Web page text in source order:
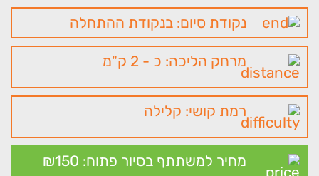
נקודת סיום: בנקודת ההתחלה
מרחק הליכה: כ - 2 ק"מ
רמת קושי: קלילה
מחיר למשתתף בסיור פתוח: 150 ₪